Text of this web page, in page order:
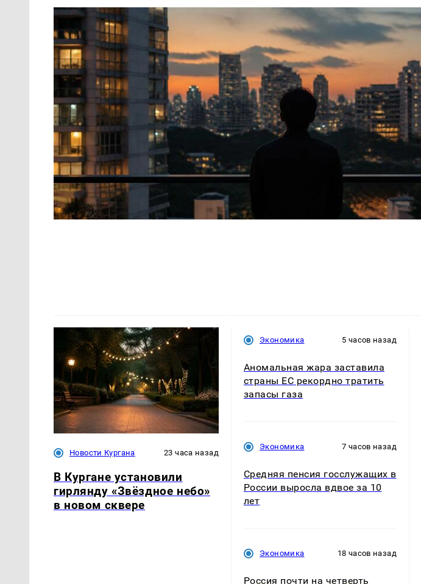
Новости Кургана 23 часа назад
В Кургане установили
гирлянду «Звёздное небо»
в новом сквере
Экономика 5 часов назад
Аномальная жара заставила
страны ЕС рекордно тратить
запасы газа
Экономика 7 часов назад
Средняя пенсия госслужащих в
России выросла вдвое за 10
лет
Экономика 18 часов назад
Россия почти на четверть